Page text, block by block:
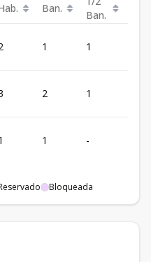
Ban.
Ban.
1 1
2 1
1 -
Bloqueada